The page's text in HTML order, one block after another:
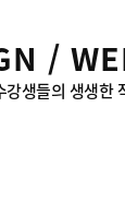
/
강생들의 생생한